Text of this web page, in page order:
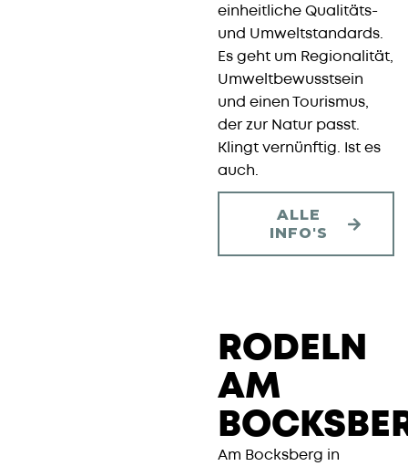
einheitliche Qualitäts-
und Umweltstandards.
Es geht um Regionalität,
Umweltbewusstsein
und einen Tourismus,
der zur Natur passt.
Klingt vernünftig. Ist es
auch.
ALLE
INFO'S
RODELN
AM
Am Bocksberg in